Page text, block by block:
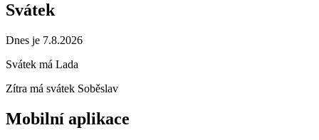
Svátek
Dnes je 7.8.2026
Svátek má Lada
Zítra má svátek Soběslav
Mobilní aplikace